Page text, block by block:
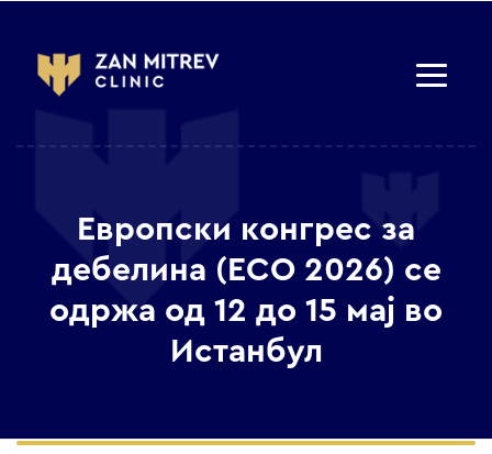
Европски конгрес за
дебелина (ECO 2026) се
одржа од 12 до 15 мај во
Истанбул